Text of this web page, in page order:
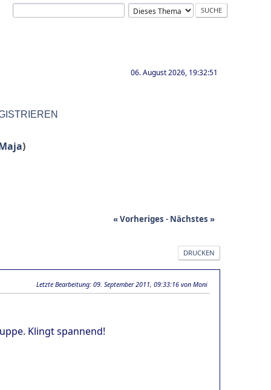
06. August 2026, 19:32:51
)
« Vorheriges - Nächstes »
DRUCKEN
Letzte Bearbeitung: 09. September 2011, 09:33:16 von Moni
Klingt spannend!